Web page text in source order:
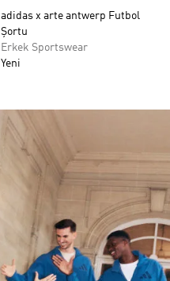
adidas x arte antwerp Futbol
Şortu
Erkek Sportswear
Yeni